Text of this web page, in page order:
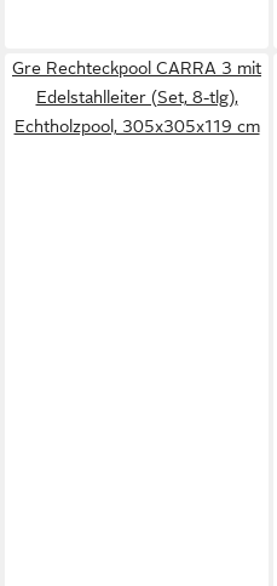
Gre Rechteckpool CARRA 3 mit
Edelstahlleiter (Set, 8-tlg),
Echtholzpool, 305x305x119 cm